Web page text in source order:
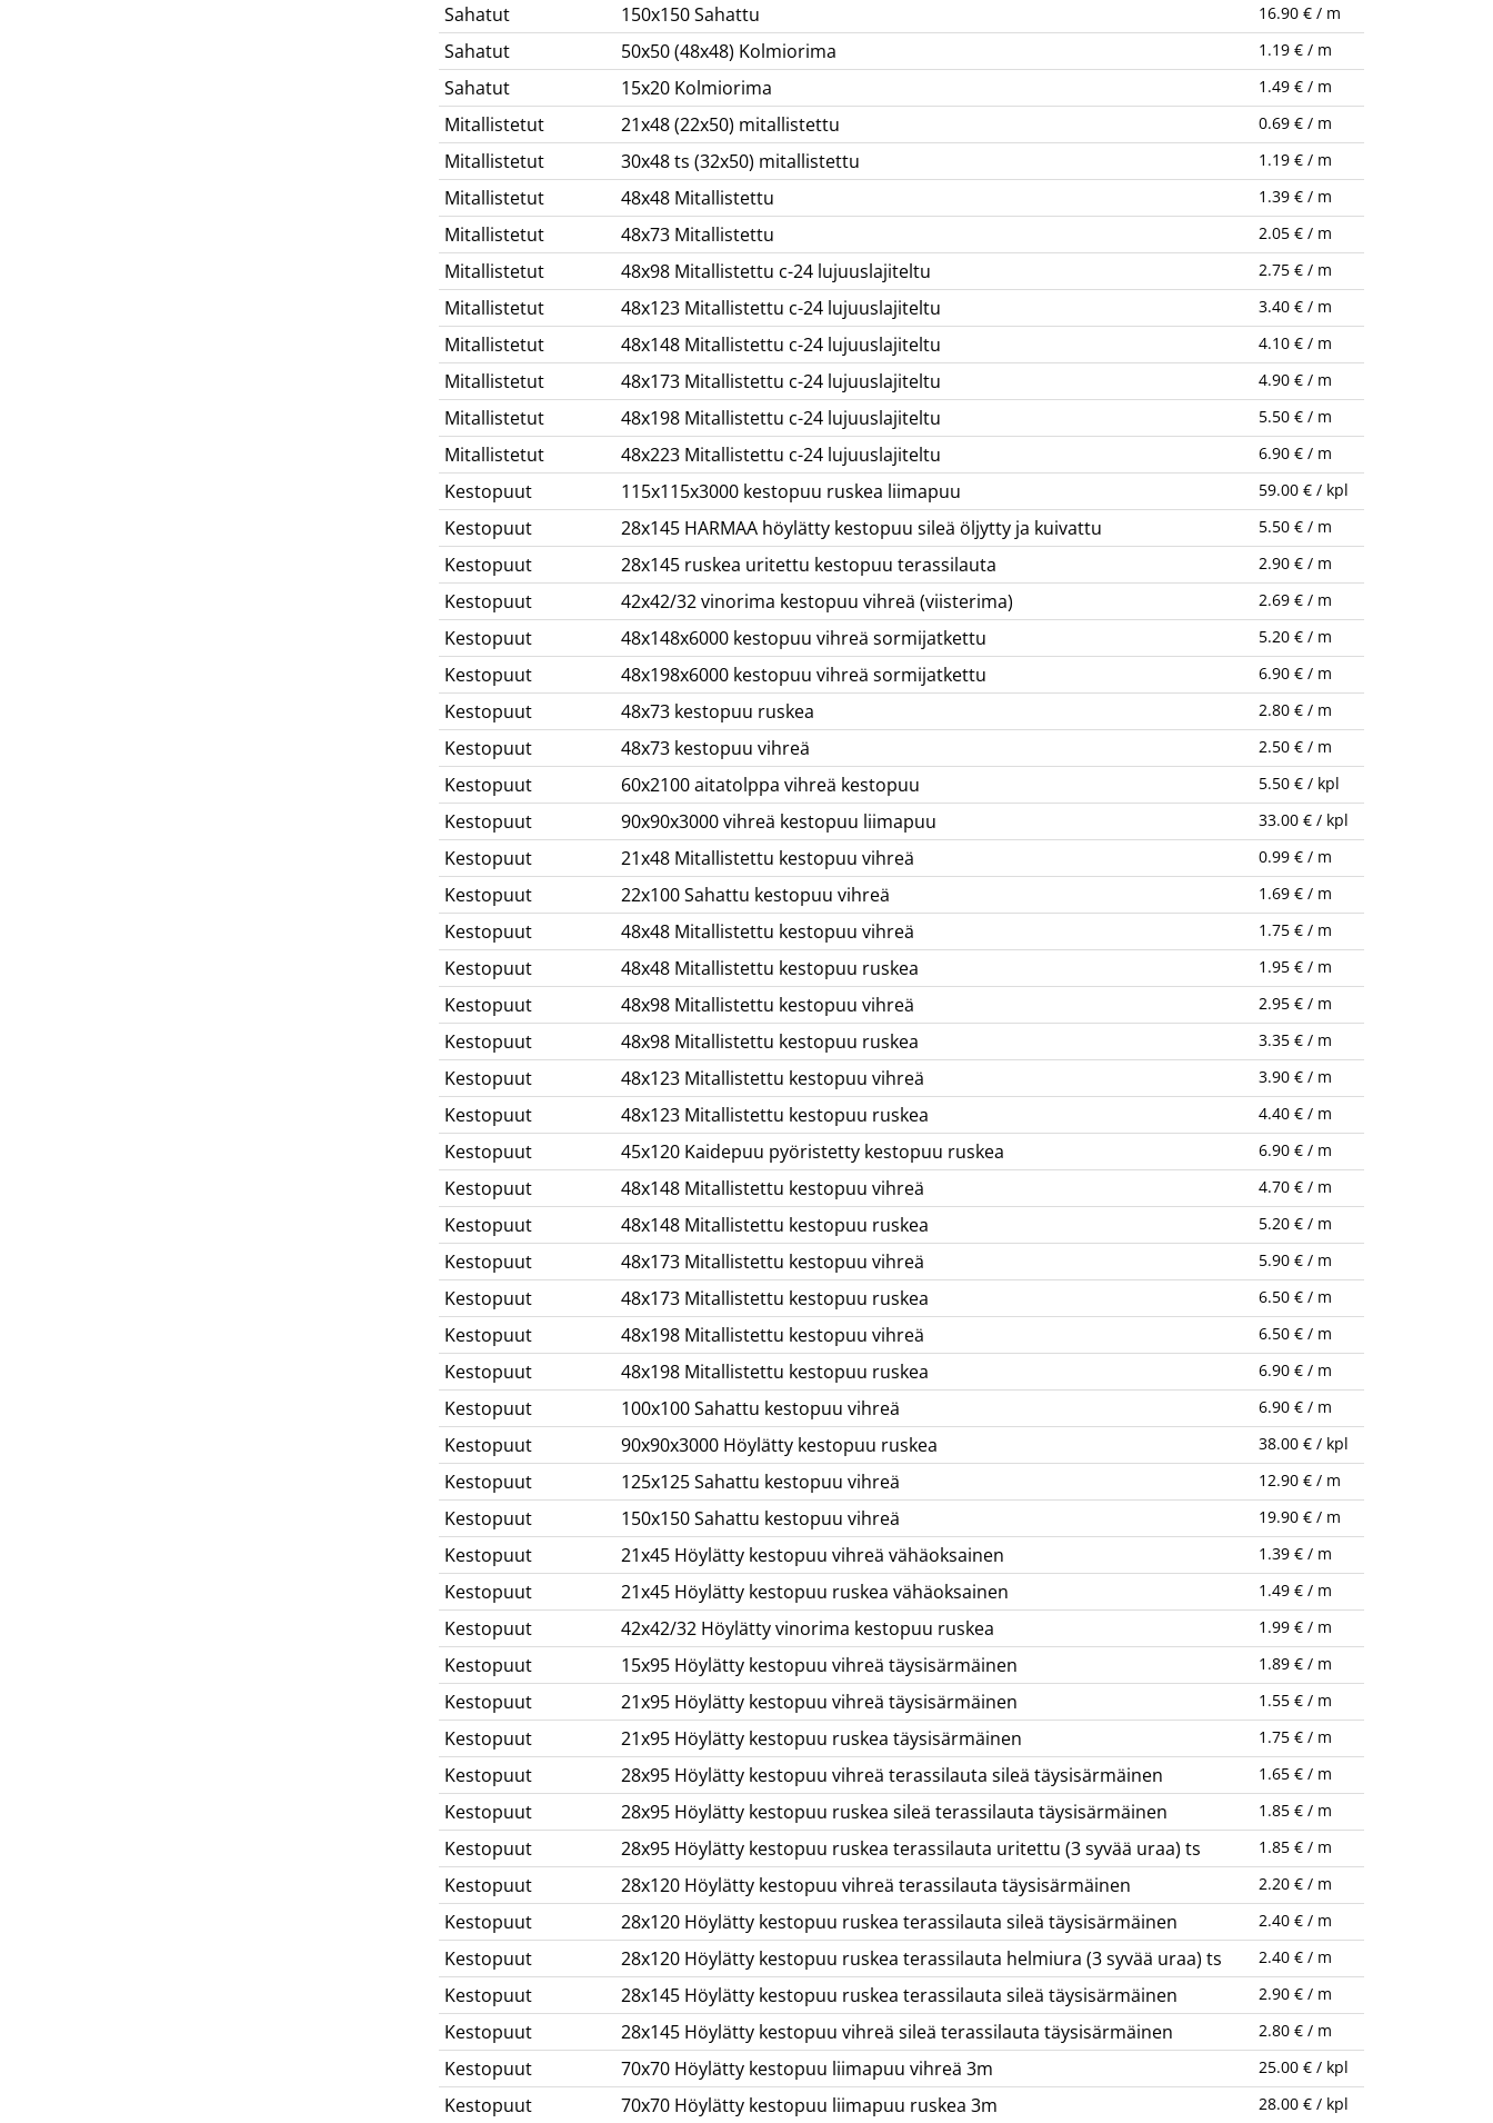
Sahatut 150x150 Sahattu 16.90 € / m
Sahatut 50x50 (48x48) Kolmiorima 1.19 € / m
Sahatut 15x20 Kolmiorima 1.49 € / m
Mitallistetut 21x48 (22x50) mitallistettu 0.69 € / m
Mitallistetut 30x48 ts (32x50) mitallistettu 1.19 € / m
Mitallistetut 48x48 Mitallistettu 1.39 € / m
Mitallistetut 48x73 Mitallistettu 2.05 € / m
Mitallistetut 48x98 Mitallistettu c-24 lujuuslajiteltu 2.75 € / m
Mitallistetut 48x123 Mitallistettu c-24 lujuuslajiteltu 3.40 € / m
Mitallistetut 48x148 Mitallistettu c-24 lujuuslajiteltu 4.10 € / m
Mitallistetut 48x173 Mitallistettu c-24 lujuuslajiteltu 4.90 € / m
Mitallistetut 48x198 Mitallistettu c-24 lujuuslajiteltu 5.50 € / m
Mitallistetut 48x223 Mitallistettu c-24 lujuuslajiteltu 6.90 € / m
Kestopuut 115x115x3000 kestopuu ruskea liimapuu 59.00 € / kpl
Kestopuut 28x145 HARMAA höylätty kestopuu sileä öljytty ja kuivattu 5.50 € / m
Kestopuut 28x145 ruskea uritettu kestopuu terassilauta 2.90 € / m
Kestopuut 42x42/32 vinorima kestopuu vihreä (viisterima) 2.69 € / m
Kestopuut 48x148x6000 kestopuu vihreä sormijatkettu 5.20 € / m
Kestopuut 48x198x6000 kestopuu vihreä sormijatkettu 6.90 € / m
Kestopuut 48x73 kestopuu ruskea 2.80 € / m
Kestopuut 48x73 kestopuu vihreä 2.50 € / m
Kestopuut 60x2100 aitatolppa vihreä kestopuu 5.50 € / kpl
Kestopuut 90x90x3000 vihreä kestopuu liimapuu 33.00 € / kpl
Kestopuut 21x48 Mitallistettu kestopuu vihreä 0.99 € / m
Kestopuut 22x100 Sahattu kestopuu vihreä 1.69 € / m
Kestopuut 48x48 Mitallistettu kestopuu vihreä 1.75 € / m
Kestopuut 48x48 Mitallistettu kestopuu ruskea 1.95 € / m
Kestopuut 48x98 Mitallistettu kestopuu vihreä 2.95 € / m
Kestopuut 48x98 Mitallistettu kestopuu ruskea 3.35 € / m
Kestopuut 48x123 Mitallistettu kestopuu vihreä 3.90 € / m
Kestopuut 48x123 Mitallistettu kestopuu ruskea 4.40 € / m
Kestopuut 45x120 Kaidepuu pyöristetty kestopuu ruskea 6.90 € / m
Kestopuut 48x148 Mitallistettu kestopuu vihreä 4.70 € / m
Kestopuut 48x148 Mitallistettu kestopuu ruskea 5.20 € / m
Kestopuut 48x173 Mitallistettu kestopuu vihreä 5.90 € / m
Kestopuut 48x173 Mitallistettu kestopuu ruskea 6.50 € / m
Kestopuut 48x198 Mitallistettu kestopuu vihreä 6.50 € / m
Kestopuut 48x198 Mitallistettu kestopuu ruskea 6.90 € / m
Kestopuut 100x100 Sahattu kestopuu vihreä 6.90 € / m
Kestopuut 90x90x3000 Höylätty kestopuu ruskea 38.00 € / kpl
Kestopuut 125x125 Sahattu kestopuu vihreä 12.90 € / m
Kestopuut 150x150 Sahattu kestopuu vihreä 19.90 € / m
Kestopuut 21x45 Höylätty kestopuu vihreä vähäoksainen 1.39 € / m
Kestopuut 21x45 Höylätty kestopuu ruskea vähäoksainen 1.49 € / m
Kestopuut 42x42/32 Höylätty vinorima kestopuu ruskea 1.99 € / m
Kestopuut 15x95 Höylätty kestopuu vihreä täysisärmäinen 1.89 € / m
Kestopuut 21x95 Höylätty kestopuu vihreä täysisärmäinen 1.55 € / m
Kestopuut 21x95 Höylätty kestopuu ruskea täysisärmäinen 1.75 € / m
Kestopuut 28x95 Höylätty kestopuu vihreä terassilauta sileä täysisärmäinen 1.65 € / m
Kestopuut 28x95 Höylätty kestopuu ruskea sileä terassilauta täysisärmäinen 1.85 € / m
Kestopuut 28x95 Höylätty kestopuu ruskea terassilauta uritettu (3 syvää uraa) ts 1.85 € / m
Kestopuut 28x120 Höylätty kestopuu vihreä terassilauta täysisärmäinen 2.20 € / m
Kestopuut 28x120 Höylätty kestopuu ruskea terassilauta sileä täysisärmäinen 2.40 € / m
Kestopuut 28x120 Höylätty kestopuu ruskea terassilauta helmiura (3 syvää uraa) ts 2.40 € / m
Kestopuut 28x145 Höylätty kestopuu ruskea terassilauta sileä täysisärmäinen 2.90 € / m
Kestopuut 28x145 Höylätty kestopuu vihreä sileä terassilauta täysisärmäinen 2.80 € / m
Kestopuut 70x70 Höylätty kestopuu liimapuu vihreä 3m 25.00 € / kpl
Kestopuut 70x70 Höylätty kestopuu liimapuu ruskea 3m 28.00 € / kpl